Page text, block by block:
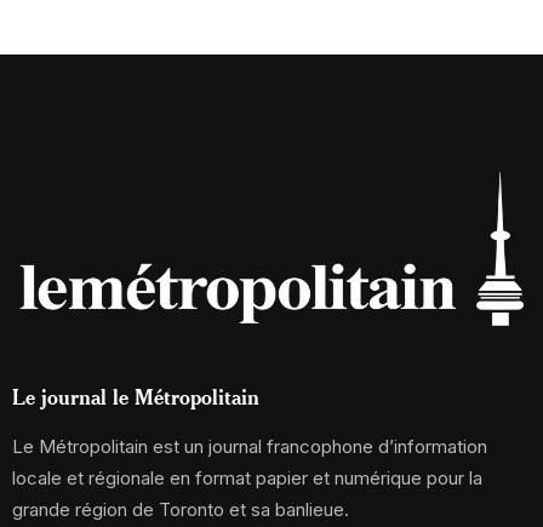
Le journal le Métropolitain
Le Métropolitain est un journal francophone d’information
locale et régionale en format papier et numérique pour la
grande région de Toronto et sa banlieue.